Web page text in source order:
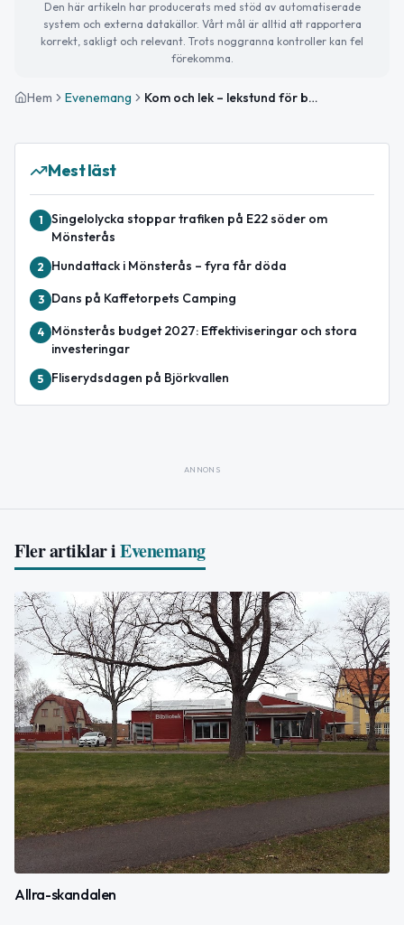
Den här artikeln har producerats med stöd av automatiserade
system och externa datakällor. Vårt mål är alltid att rapportera
korrekt, sakligt och relevant. Trots noggranna kontroller kan fel
förekomma.
Hem Evenemang Kom och lek – lekstund för barn 4–8 år
Mest läst
1
Singelolycka stoppar trafiken på E22 söder om
Mönsterås
2 Hundattack i Mönsterås – fyra får döda
3 Dans på Kaffetorpets Camping
4
Mönsterås budget 2027: Effektiviseringar och stora
investeringar
5 Fliserydsdagen på Björkvallen
ANNONS
Fler artiklar iEvenemang
Allra-skandalen